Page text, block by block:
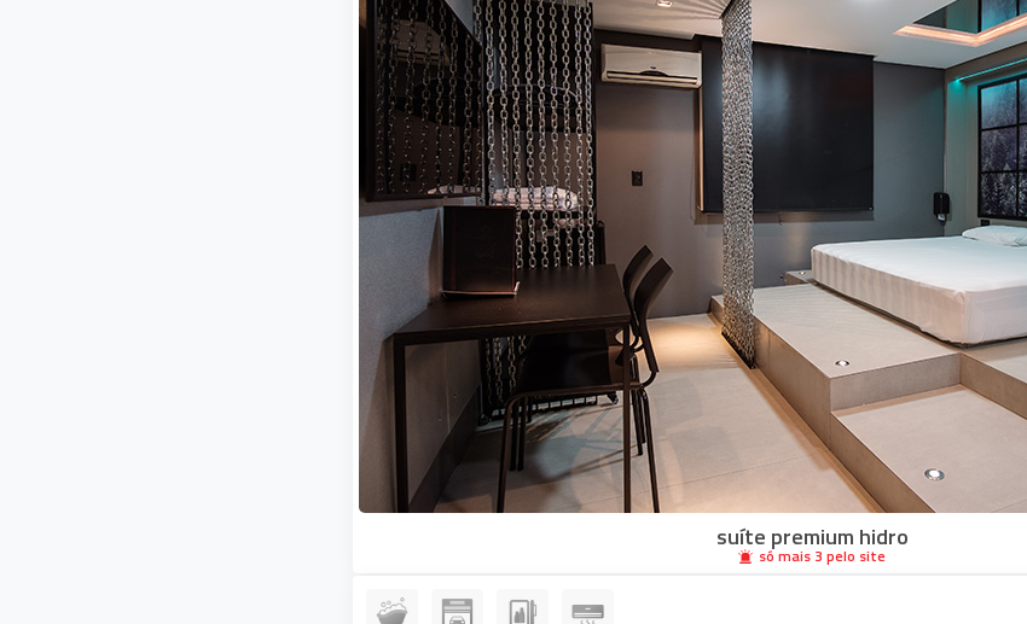
suíte premium hidro
só mais 3 pelo site